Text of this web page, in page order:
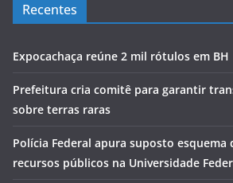
Recentes
Expocachaça reúne 2 mil rótulos em BH
Prefeitura cria comitê para garantir
sobre terras raras
Polícia Federal apura suposto esquema
recursos públicos na Universidade